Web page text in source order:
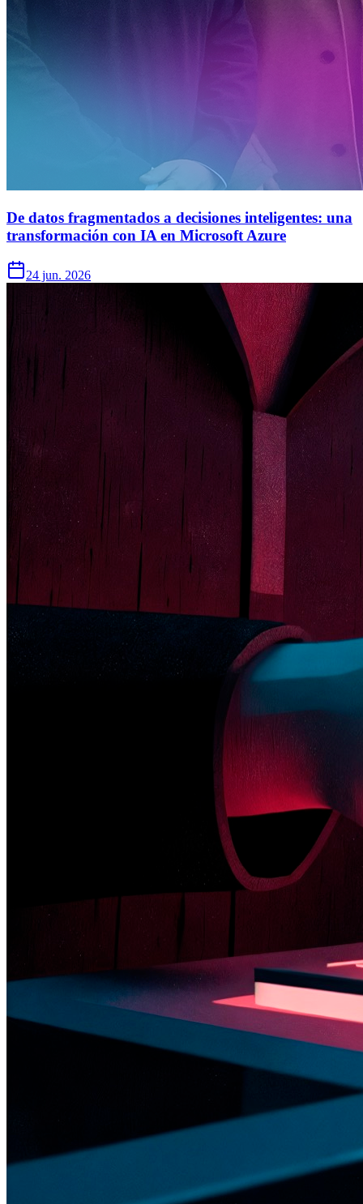
De datos fragmentados a decisiones inteligentes: una
transformación con IA en Microsoft Azure
24 jun. 2026